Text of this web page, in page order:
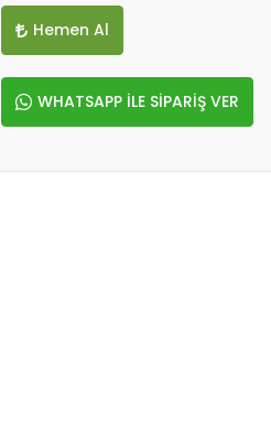
Hemen Al
WHATSAPP İLE SİPARİŞ VER